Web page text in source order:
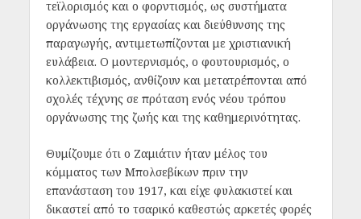
τεϊλορισμός και ο φορντισμός, ως συστήματα
οργάνωσης της εργασίας και διεύθυνσης της
παραγωγής, αντιμετωπίζονται με χριστιανική
ευλάβεια. Ο μοντερνισμός, ο φουτουρισμός, ο
κολλεκτιβισμός, ανθίζουν και μετατρέπονται από
σχολές τέχνης σε πρόταση ενός νέου τρόπου
οργάνωσης της ζωής και της καθημερινότητας.
Θυμίζουμε ότι ο Ζαμιάτιν ήταν μέλος του
κόμματος των Μπολσεβίκων πριν την
επανάσταση του 1917, και είχε φυλακιστεί και
δικαστεί από το τσαρικό καθεστώς αρκετές φορές